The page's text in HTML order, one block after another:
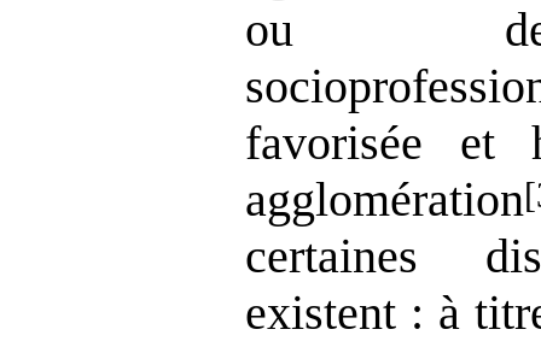
ou de
favorisée et
agglomération
certaines
existent : à